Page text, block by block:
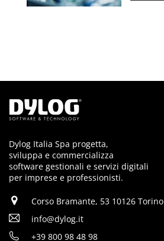
Dylog Italia Spa progetta,
sviluppa e commercializza
software gestionali e servizi digitali
per imprese e professionisti.
Corso Bramante, 53 10126 Torino
info@dylog.it
+39 800 98 48 98